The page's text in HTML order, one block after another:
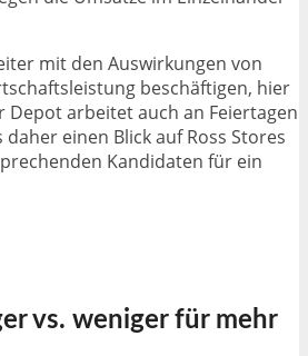
mit den Auswirkungen von
beschäftigen, hier
Depot arbeitet auch an Feiertagen
daher einen Blick auf Ross Stores
Kandidaten für ein
vs. weniger für mehr